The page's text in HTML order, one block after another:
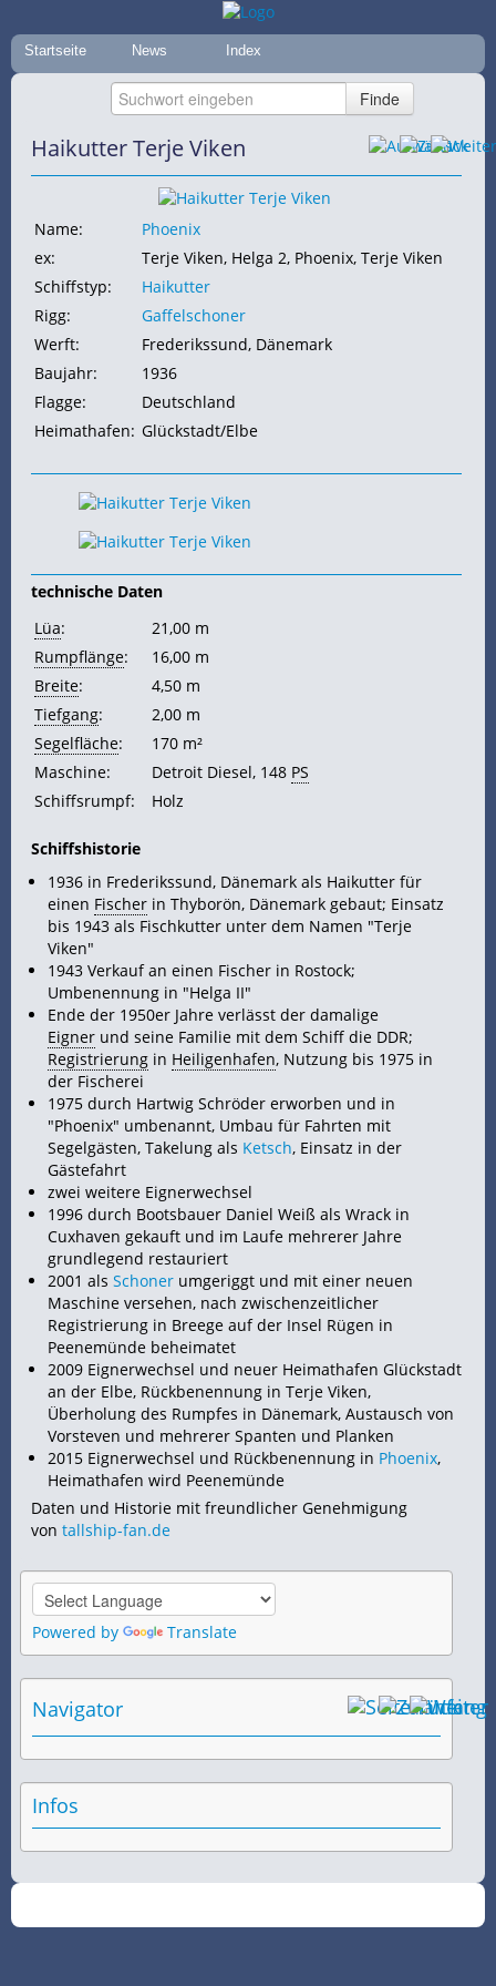
Startseite News Index
Haikutter Terje Viken
Name:
Phoenix
ex:
Terje Viken, Helga 2, Phoenix, Terje Viken
Schiffstyp:
Haikutter
Rigg:
Gaffelschoner
Werft:
Frederikssund, Dänemark
Baujahr:
1936
Flagge:
Deutschland
Heimathafen: Glückstadt/Elbe
technische Daten
Lüa:
21,00 m
Rumpflänge:
16,00 m
Breite:
4,50 m
Tiefgang:
2,00 m
Segelfläche:
170 m²
Maschine:
Detroit Diesel, 148 PS
Schiffsrumpf:
Holz
Schiffshistorie
1936 in Frederikssund, Dänemark als Haikutter für
einen Fischer in Thyborön, Dänemark gebaut; Einsatz
bis 1943 als Fischkutter unter dem Namen "Terje
Viken"
1943 Verkauf an einen Fischer in Rostock;
Umbenennung in "Helga II"
Ende der 1950er Jahre verlässt der damalige
Eigner und seine Familie mit dem Schiff die DDR;
Registrierung in Heiligenhafen, Nutzung bis 1975 in
der Fischerei
1975 durch Hartwig Schröder erworben und in
"Phoenix" umbenannt, Umbau für Fahrten mit
Segelgästen, Takelung als Ketsch, Einsatz in der
Gästefahrt
zwei weitere Eignerwechsel
1996 durch Bootsbauer Daniel Weiß als Wrack in
Cuxhaven gekauft und im Laufe mehrerer Jahre
grundlegend restauriert
2001 als Schoner umgeriggt und mit einer neuen
Maschine versehen, nach zwischenzeitlicher
Registrierung in Breege auf der Insel Rügen in
Peenemünde beheimatet
2009 Eignerwechsel und neuer Heimathafen Glückstadt
an der Elbe, Rückbenennung in Terje Viken,
Überholung des Rumpfes in Dänemark, Austausch von
Vorsteven und mehrerer Spanten und Planken
2015 Eignerwechsel und Rückbenennung in Phoenix,
Heimathafen wird Peenemünde
Daten und Historie mit freundlicher Genehmigung
von tallship-fan.de
Powered by Translate
Navigator
Infos